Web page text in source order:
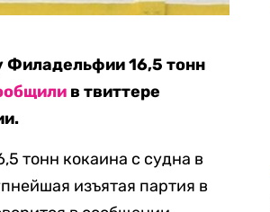
Филадельфии 16,5 тонн
в твиттере
тонн кокаина с судна в
изъятая партия в